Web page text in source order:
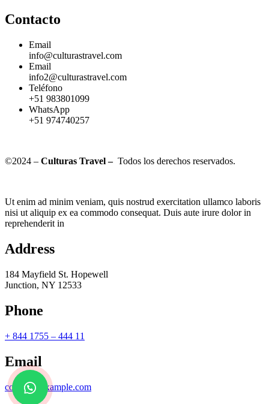
Contacto
Email
info@culturastravel.com
Email
info2@culturastravel.com
Teléfono
+51 983801099
WhatsApp
+51 974740257
©2024 – Culturas Travel – Todos los derechos reservados.
Ut enim ad minim veniam, quis nostrud exercitation ullamco laboris
nisi ut aliquip ex ea commodo consequat. Duis aute irure dolor in
reprehenderit in
Address
184 Mayfield St. Hopewell
Junction, NY 12533
Phone
+ 844 1755 – 444 11
Email
contact@example.com